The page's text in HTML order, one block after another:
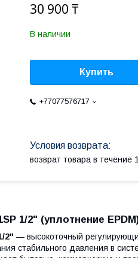
30 900 ₸
В наличии
Купить
+77077576717
возврат товара в течение
1/2" (уплотнение
2" — высокоточный
стабильного давления в